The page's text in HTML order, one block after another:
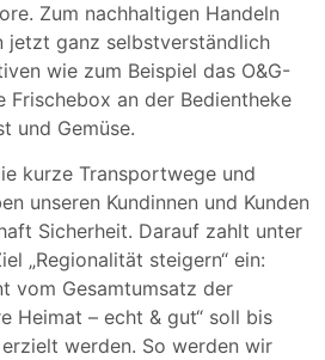
Zum nachhaltigen Handeln
jetzt ganz selbstverständlich
wie zum Beispiel das O&G-
Frischebox an der Bedientheke
und Gemüse.
kurze Transportwege und
unseren Kundinnen und Kunden
Sicherheit. Darauf zahlt unter
„Regionalität steigern“ ein:
vom Gesamtumsatz der
Heimat – echt & gut“ soll bis
werden. So werden wir